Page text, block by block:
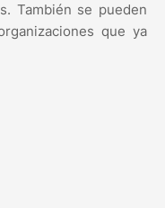
También se pueden
que ya